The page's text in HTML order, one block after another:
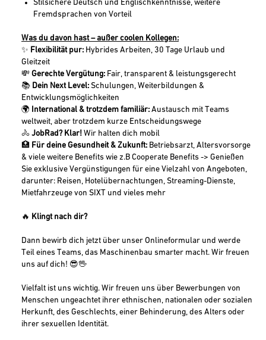
Stilsichere Deutsch und Englischkenntnisse, weitere
Fremdsprachen von Vorteil
Was du davon hast – außer coolen Kollegen:
✨ Flexibilität pur: Hybrides Arbeiten, 30 Tage Urlaub und
Gleitzeit
💸 Gerechte Vergütung: Fair, transparent & leistungsgerecht
📚 Dein Next Level: Schulungen, Weiterbildungen &
Entwicklungsmöglichkeiten
🌍 International & trotzdem familiär: Austausch mit Teams
weltweit, aber trotzdem kurze Entscheidungswege
🚴 JobRad? Klar! Wir halten dich mobil
🏥 Für deine Gesundheit & Zukunft: Betriebsarzt, Altersvorsorge
& viele weitere Benefits wie z.B Cooperate Benefits -> Genießen
Sie exklusive Vergünstigungen für eine Vielzahl von Angeboten,
darunter: Reisen, Hotelübernachtungen, Streaming-Dienste,
Mietfahrzeuge von SIXT und vieles mehr
🔥 Klingt nach dir?
Dann bewirb dich jetzt über unser Onlineformular und werde
Teil eines Teams, das Maschinenbau smarter macht. Wir freuen
uns auf dich! 😎🖖
Vielfalt ist uns wichtig. Wir freuen uns über Bewerbungen von
Menschen ungeachtet ihrer ethnischen, nationalen oder sozialen
Herkunft, des Geschlechts, einer Behinderung, des Alters oder
ihrer sexuellen Identität.